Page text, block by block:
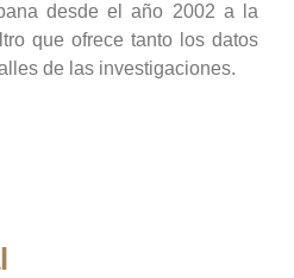
desde el año 2002 a la
que ofrece tanto los datos
de las investigaciones.